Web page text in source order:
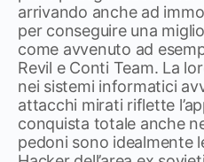
arrivando anche ad
per conseguire una
come avvenuto ad
Revil e Conti Team. La
nei sistemi informatici
attacchi mirati riflette
conquista totale anche
pedoni sono idealmente